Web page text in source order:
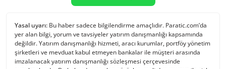
Yasal uyarı: Bu haber sadece bilgilendirme amaçlıdır. Paratic.com’da
yer alan bilgi, yorum ve tavsiyeler yatırım danışmanlığı kapsamında
değildir. Yatırım danışmanlığı hizmeti, aracı kurumlar, portföy yönetim
şirketleri ve mevduat kabul etmeyen bankalar ile müşteri arasında
imzalanacak yatırım danışmanlığı sözleşmesi çerçevesinde